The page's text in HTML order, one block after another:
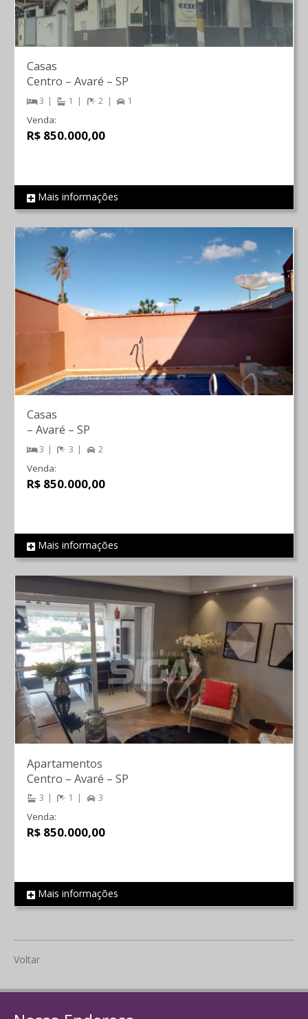
REF 191
Casas
Centro – Avaré – SP
3 1 2 1
Venda:
R$ 850.000,00
Mais informações
REF 470
Casas
– Avaré – SP
3 3 2
Venda:
R$ 850.000,00
Mais informações
REF 555
Apartamentos
Centro – Avaré – SP
3 1 3
Venda:
R$ 850.000,00
Mais informações
Voltar